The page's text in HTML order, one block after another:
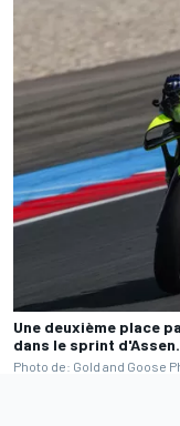
Une deuxième place
dans le sprint d'Assen.
Photo de: Gold and Goose